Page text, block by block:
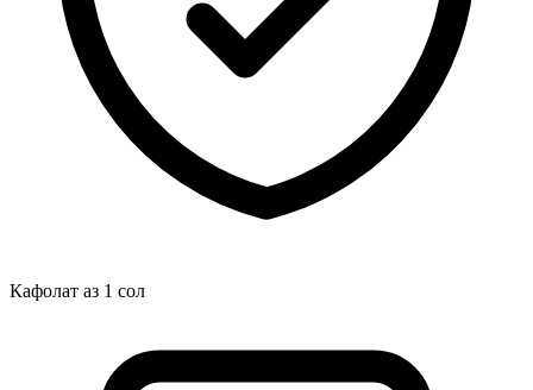
Кафолат аз 1 сол